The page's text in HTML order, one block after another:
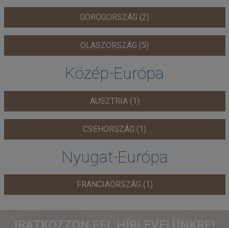
GÖRÖGORSZÁG (2)
OLASZORSZÁG (5)
Közép-Európa
AUSZTRIA (1)
CSEHORSZÁG (1)
Nyugat-Európa
FRANCIAORSZÁG (1)
IRATKOZZON FEL HÍRLEVELÜNKRE!